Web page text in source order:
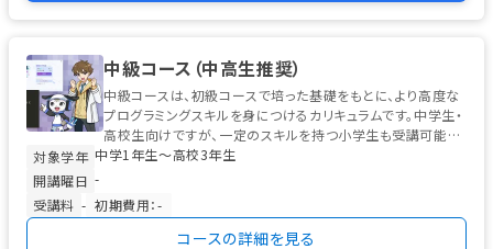
中級コース（中高生推奨）
中級コースは、初級コースで培った基礎をもとに、より高度な
プログラミングスキルを身につけるカリキュラムです。中学生・
高校生向けですが、一定のスキルを持つ小学生も受講可能で
す。 学習の中心は、高校...
対象学年 中学1年生〜高校3年生
開講曜日 -
受講料 - 初期費用：-
コースの詳細を見る